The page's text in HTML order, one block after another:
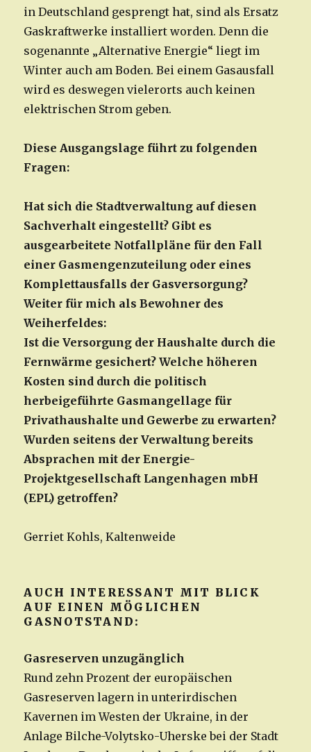
in Deutschland gesprengt hat, sind als Ersatz
Gaskraftwerke installiert worden. Denn die
sogenannte „Alternative Energie“ liegt im
Winter auch am Boden. Bei einem Gasausfall
wird es deswegen vielerorts auch keinen
elektrischen Strom geben.
Diese Ausgangslage führt zu folgenden
Fragen:
Hat sich die Stadtverwaltung auf diesen
Sachverhalt eingestellt? Gibt es
ausgearbeitete Notfallpläne für den Fall
einer Gasmengenzuteilung oder eines
Komplettausfalls der Gasversorgung?
Weiter für mich als Bewohner des
Weiherfeldes:
Ist die Versorgung der Haushalte durch die
Fernwärme gesichert? Welche höheren
Kosten sind durch die politisch
herbeigeführte Gasmangellage für
Privathaushalte und Gewerbe zu erwarten?
Wurden seitens der Verwaltung bereits
Absprachen mit der Energie-
Projektgesellschaft Langenhagen mbH
(EPL) getroffen?
Gerriet Kohls, Kaltenweide
AUCH INTERESSANT MIT BLICK
AUF EINEN MÖGLICHEN
GASNOTSTAND:
Gasreserven unzugänglich
Rund zehn Prozent der europäischen
Gasreserven lagern in unterirdischen
Kavernen im Westen der Ukraine, in der
Anlage Bilche-Volytsko-Uherske bei der Stadt